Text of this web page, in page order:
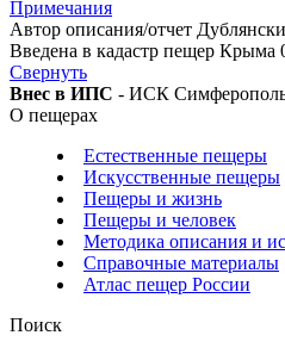
Примечания
Автор описания/отчет
Введена в кадастр пещер Крыма
Свернуть
Внес в ИПС - ИСК Симферополь
О пещерах
Естественные пещеры
Искусственные пещеры
Пещеры и жизнь
Пещеры и человек
Методика описания и
Справочные материалы
Атлас пещер России
Поиск